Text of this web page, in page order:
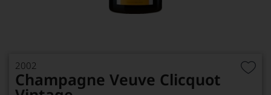
2002
Champagne Veuve Clicquot